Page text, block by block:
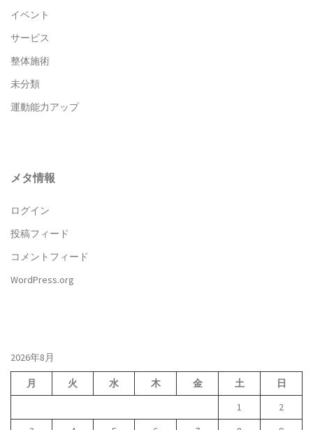
イベント
サービス
整体施術
未分類
運動能力アップ
メタ情報
ログイン
投稿フィード
コメントフィード
WordPress.org
2026年8月
月 火 水 木 金 土
日
1
2